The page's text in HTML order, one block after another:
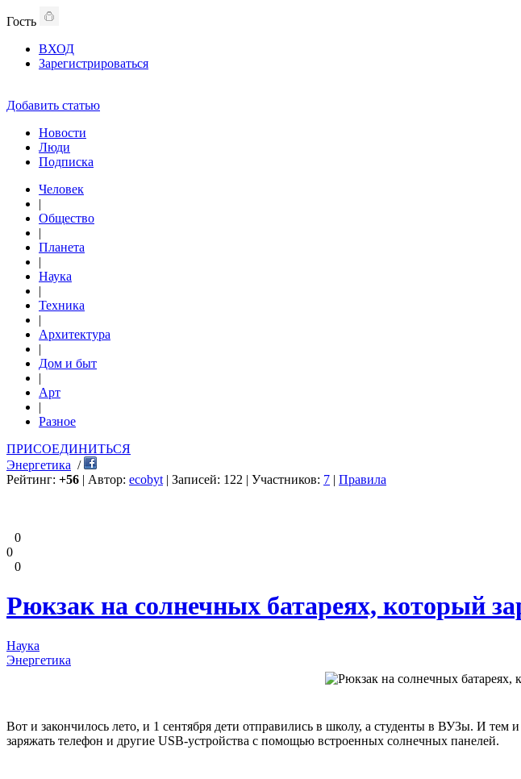
Гость
ВХОД
Зарегистрироваться
Добавить статью
Новости
Люди
Подписка
Человек
|
Общество
|
Планета
|
Наука
|
Техника
|
Архитектура
|
Дом и быт
|
Арт
|
Разное
ПРИСОЕДИНИТЬСЯ
Энергетика /
Рейтинг: +56 | Автор: ecobyt | Записей: 122 | Участников: 7 | Правила
0
0
0
Рюкзак на солнечных батареях, который
Наука
Энергетика
Вот и закончилось лето, и 1 сентября дети отправились в школу, а студенты в ВУЗы. И
заряжать телефон и другие USB-устройства с помощью встроенных солнечных панелей.